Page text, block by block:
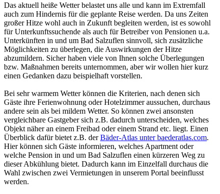
Das aktuell heiße Wetter belastet uns alle und kann im Extremfall
auch zum Hindernis für die geplante Reise werden. Da uns Zeiten
großer Hitze wohl auch in Zukunft begleiten werden, ist es sowohl
für Unterkunftssuchende als auch für Betreiber von Pensionen u.a.
Unterkünften in und um Bad Salzuflen sinnvoll, sich zusätzliche
Möglichkeiten zu überlegen, die Auswirkungen der Hitze
abzumildern. Sicher haben viele von Ihnen solche Überlegungen
bzw. Maßnahmen bereits unternommen, aber wir wollen hier kurz
einen Gedanken dazu beispielhaft vorstellen.
Bei sehr warmem Wetter können die Kriterien, nach denen sich
Gäste ihre Ferienwohnung oder Hotelzimmer aussuchen, durchaus
andere sein als bei mildem Wetter. So können zwei ansonsten
vergleichbare Gastgeber sich z.B. dadurch unterscheiden, welches
Objekt näher an einem Freibad oder einem Strand etc. liegt. Einen
Überblick dafür bietet z.B. derBäder-Atlas unter baederatlas.com.
Hier können sich Gäste informieren, welches Apartment oder
welche Pension in und um Bad Salzuflen einen kürzeren Weg zu
dieser Abkühlung bietet. Dadurch kann im Einzelfall durchaus die
Wahl zwischen zwei Vermietungen in unserem Portal beeinflusst
werden.